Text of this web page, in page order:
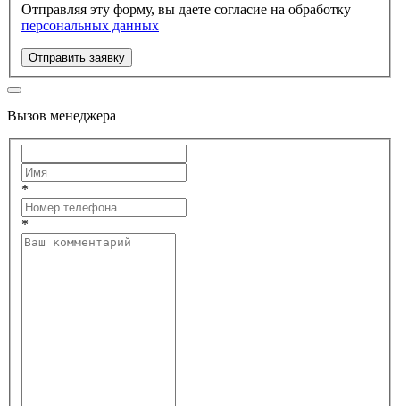
Отправляя эту форму, вы даете согласие на обработку
персональных данных
Отправить заявку
Вызов менеджера
*
*